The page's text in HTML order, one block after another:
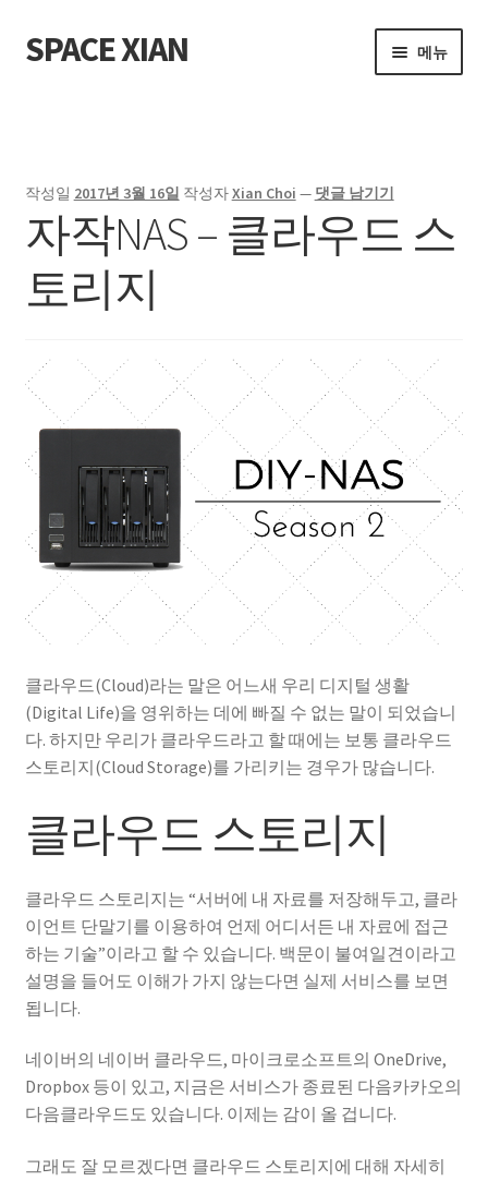
탐
색
뛰
기
컨
텐
뛰
기
SPACE XIAN 메뉴
Bible Reading Schedule
Bible Reading Schedule (McCheyne)
Post
개인출판사
성경 연구를 위한 Xiphos
자작 NAS
자작 NAS II
작성일 2017년 3월 16일 작성자Xian Choi — 댓글 남기기
자작NAS – 클라우드 스
토리지
클라우드(Cloud)라는 말은 어느새 우리 디지털 생활
(Digital Life)을 영위하는 데에 빠질 수 없는 말이 되었습니
다. 하지만 우리가 클라우드라고 할 때에는 보통 클라우드
스토리지(Cloud Storage)를 가리키는 경우가 많습니다.
클라우드 스토리지
클라우드 스토리지는 “서버에 내 자료를 저장해두고, 클라
이언트 단말기를 이용하여 언제 어디서든 내 자료에 접근
하는 기술”이라고 할 수 있습니다. 백문이 불여일견이라고
설명을 들어도 이해가 가지 않는다면 실제 서비스를 보면
됩니다.
네이버의 네이버 클라우드, 마이크로소프트의 OneDrive,
Dropbox 등이 있고, 지금은 서비스가 종료된 다음카카오의
다음클라우드도 있습니다. 이제는 감이 올 겁니다.
그래도 잘 모르겠다면 클라우드 스토리지에 대해 자세히